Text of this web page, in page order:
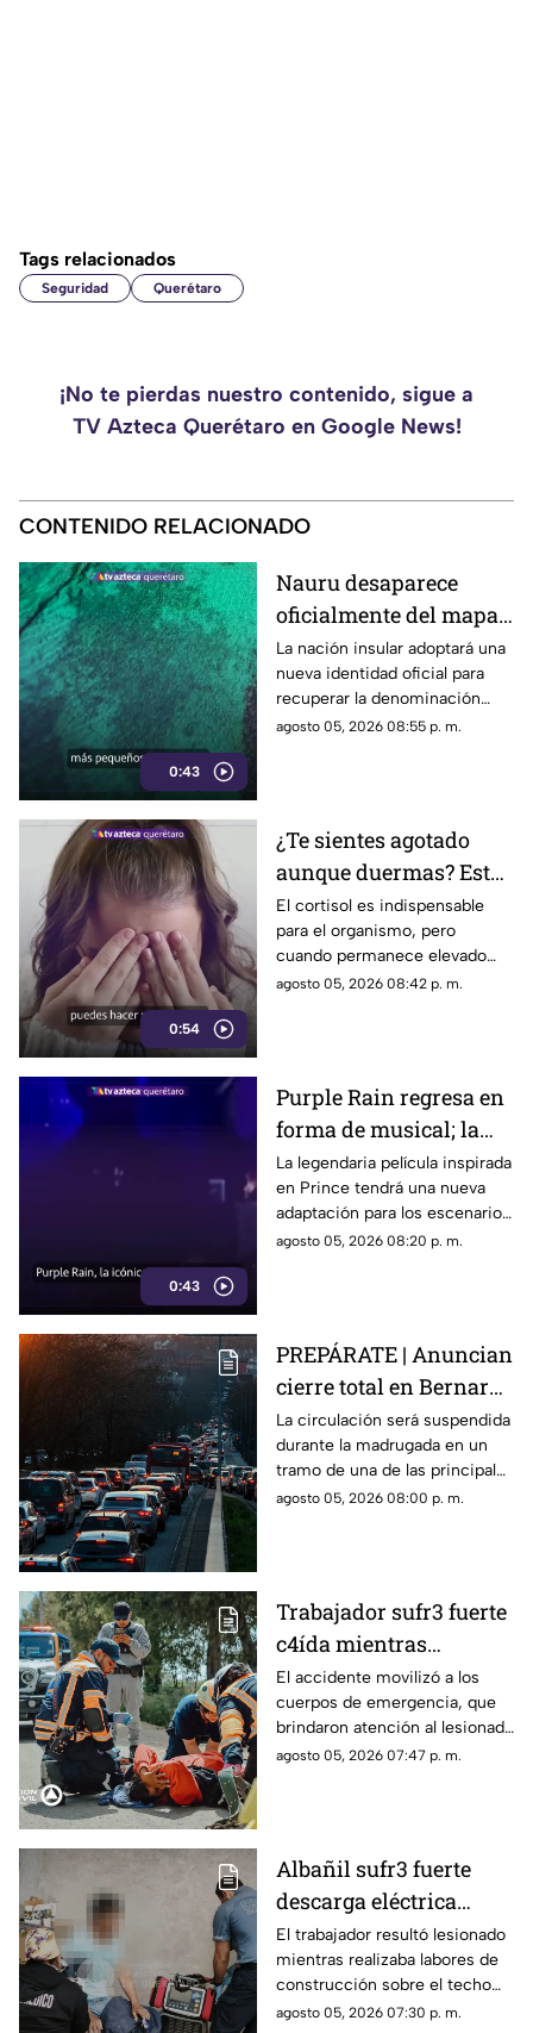
Tags relacionados
Seguridad Querétaro
¡No te pierdas nuestro contenido, sigue a
TV Azteca Querétaro en Google News!
CONTENIDO RELACIONADO
0:43
Nauru desaparece
oficialmente del mapa:
el pequeño país cambia
de nombre
La nación insular adoptará una
nueva identidad oficial para
recuperar la denominación
utilizada por sus propios
agosto 05, 2026 08:55 p. m.
0:54
¿Te sientes agotado
aunque duermas? Estos
hábitos pueden ayudar
a regular el cortisol
El cortisol es indispensable
para el organismo, pero
cuando permanece elevado
por largos periodos puede
agosto 05, 2026 08:42 p. m.
0:43
Purple Rain regresa en
forma de musical; la
historia de Prince
llegará renovada
La legendaria película inspirada
en Prince tendrá una nueva
adaptación para los escenarios
con un enfoque distinto al de
agosto 05, 2026 08:20 p. m.
PREPÁRATE | Anuncian
cierre total en Bernardo
Quintana; este será el
horario
La circulación será suspendida
durante la madrugada en un
tramo de una de las principales
vialidades de Querétaro.
agosto 05, 2026 08:00 p. m.
Trabajador sufr3 fuerte
c4ída mientras
trabajaba en Guadalupe
La Venta
El accidente movilizó a los
cuerpos de emergencia, que
brindaron atención al lesionado
antes de trasladarlo a un
agosto 05, 2026 07:47 p. m.
Albañil sufr3 fuerte
descarga eléctrica
mientras trabajaba en
una azotea de San José
Buenavista
El trabajador resultó lesionado
mientras realizaba labores de
construcción sobre el techo
de una vivienda y tuvo que
agosto 05, 2026 07:30 p. m.